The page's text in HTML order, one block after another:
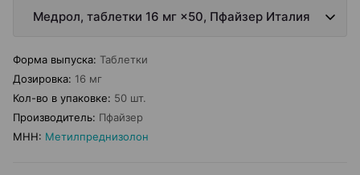
Медрол, таблетки 16 мг ×50, Пфайзер Италия
Форма выпуска: Таблетки
Дозировка: 16 мг
Кол-во в упаковке: 50 шт.
Производитель: Пфайзер
МНН: Метилпреднизолон